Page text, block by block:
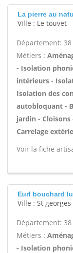
La pierre au
Ville : Le touvet
Département: 38
Métiers :
- Isolation
intérieurs -
Isolation des
autobloquant -
jardin - Cloisons
Carrelage
Voir la fiche
Eurl bouchard
Ville : St
Département: 38
Métiers :
- Isolation